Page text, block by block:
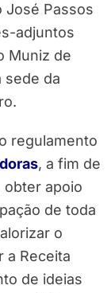
José Passos
adjuntos
Muniz de
sede da
regulamento
, a fim de
obter apoio
de toda
o
a Receita
de ideias